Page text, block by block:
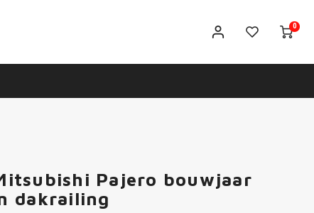
0
Pajero bouwjaar
dakrailing